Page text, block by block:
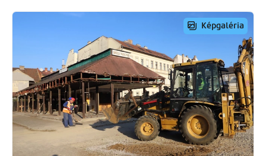
Preview Image